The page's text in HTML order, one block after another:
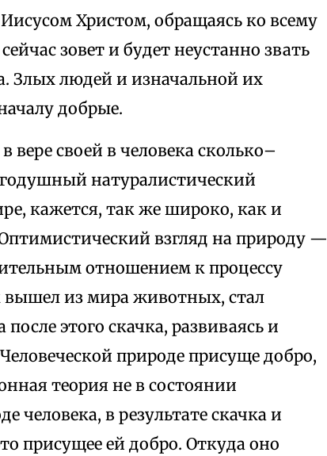
Христом, обращаясь ко всему
зовет и будет неустанно звать
Злых людей и изначальной их
добрые.
вере своей в человека сколько–
натуралистический
кажется, так же широко, как и
взгляд на природу —
отношением к процессу
из мира животных, стал
этого скачка, развиваясь и
природе присуще добро,
теория не в состоянии
человека, в результате скачка и
присущее ей добро. Откуда оно